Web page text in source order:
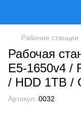
Рабочие станции
Рабочая
E5-1650v4 /
/ HDD 1TB /
Артикул: 0032